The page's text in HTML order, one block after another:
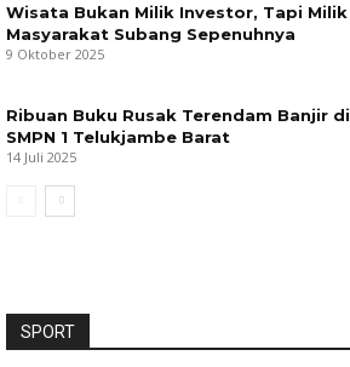
Wisata Bukan Milik Investor, Tapi Milik
Masyarakat Subang Sepenuhnya
9 Oktober 2025
Ribuan Buku Rusak Terendam Banjir di
SMPN 1 Telukjambe Barat
14 Juli 2025
SPORT